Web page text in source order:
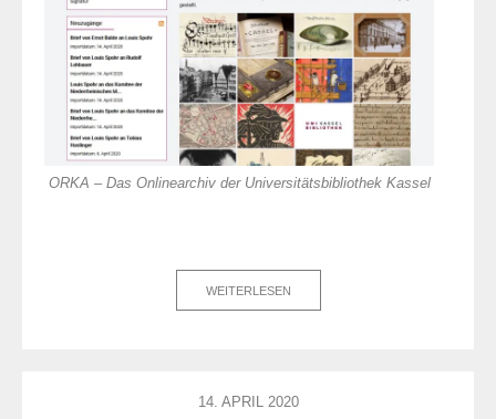
ORKA – Das Onlinearchiv der Universitätsbibliothek Kassel
WEITERLESEN
14. APRIL 2020